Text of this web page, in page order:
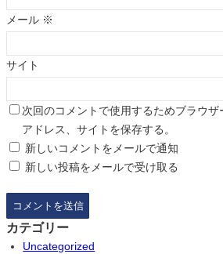
メール ※
サイト
次回のコメントで使用するためブラウ
アドレス、サイトを保存する。
新しいコメントをメールで通知
新しい投稿をメールで受け取る
カテゴリー
Uncategorized